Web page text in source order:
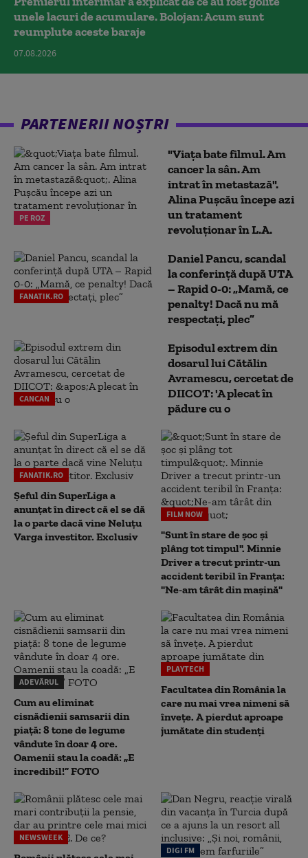
unele lacuri de acumulare. Bolojan: Acum sunt
reumplute aceste baraje
07.08.2026
PARTENERII NOȘTRI
PE ROZ
"Viața bate filmul. Am
cancer la sân. Am
intrat în metastază".
Alina Pușcău începe azi
un tratament
revoluționar în L.A.
FANATIK.RO
Daniel Pancu, scandal
la conferință după UTA
– Rapid 0-0: „Mamă, ce
penalty! Dacă nu mă
respectați, plec”
CANCAN
Episodul extrem din
dosarul lui Cătălin
Avramescu, cercetat de
DIICOT: 'A plecat în
pădure cu o
FANATIK.RO
Șeful din SuperLiga a
anunțat în direct că el se dă
la o parte dacă vine Neluțu
Varga investitor. Exclusiv
FILM NOW
"Sunt în stare de șoc și
plâng tot timpul". Minnie
Driver a trecut printr-un
accident teribil în Franța:
"Ne-am târât din mașină"
ADEVĂRUL
Cum au eliminat
cisnădienii samsarii din
piață: 8 tone de legume
vândute în doar 4 ore.
Oamenii stau la coadă: „E
incredibil!” FOTO
PLAYTECH
Facultatea din România la
care nu mai vrea nimeni să
înveţe. A pierdut aproape
jumătate din studenţi
NEWSWEEK
DIGI FM